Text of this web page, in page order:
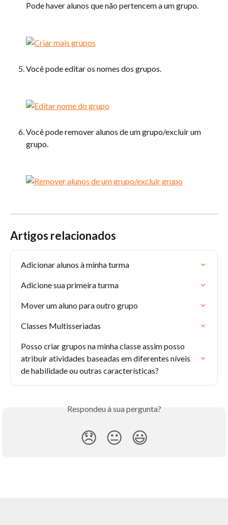
Pode haver alunos que não pertencem a um grupo.
Você pode editar os nomes dos grupos.
Você pode remover alunos de um grupo/excluir um
grupo.
Artigos relacionados
Adicionar alunos à minha turma
Adicione sua primeira turma
Mover um aluno para outro grupo
Classes Multisseriadas
Posso criar grupos na minha classe assim posso
atribuir atividades baseadas em diferentes níveis
de habilidade ou outras características?
Respondeu à sua pergunta?
😞 😐 😃